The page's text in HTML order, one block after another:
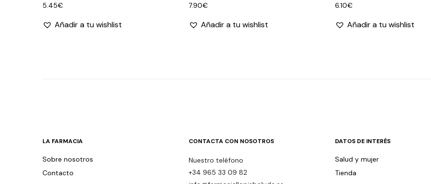
5.45€
Añadir a tu wishlist
7.90€
Añadir a tu wishlist
6.10€
Añadir a tu wishlist
LA FARMACIA
Sobre nosotros
Contacto
CONTACTA CON NOSOTROS
Nuestro teléfono
+34 965 33 09 82
DATOS DE INTERÉS
Salud y mujer
Tienda